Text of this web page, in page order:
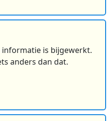
informatie is bijgewerkt.
anders dan dat.